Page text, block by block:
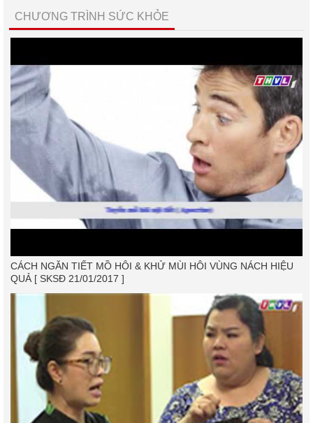
CHƯƠNG TRÌNH SỨC KHỎE
CÁCH NGĂN TIẾT MỒ HÔI & KHỬ MÙI HÔI VÙNG NÁCH HIỆU
QUẢ [ SKSĐ 21/01/2017 ]